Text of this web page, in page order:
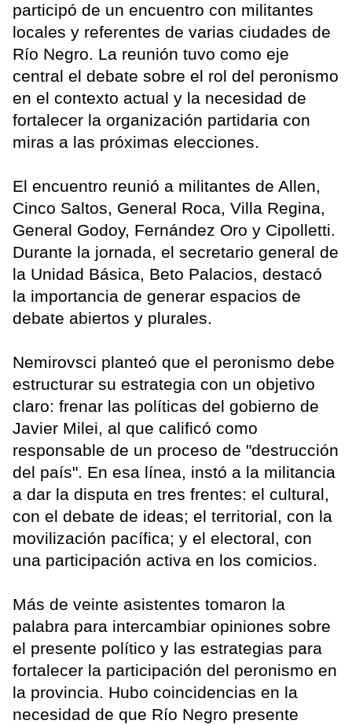
participó de un encuentro con militantes
locales y referentes de varias ciudades de
Río Negro. La reunión tuvo como eje
central el debate sobre el rol del peronismo
en el contexto actual y la necesidad de
fortalecer la organización partidaria con
miras a las próximas elecciones.
El encuentro reunió a militantes de Allen,
Cinco Saltos, General Roca, Villa Regina,
General Godoy, Fernández Oro y Cipolletti.
Durante la jornada, el secretario general de
la Unidad Básica, Beto Palacios, destacó
la importancia de generar espacios de
debate abiertos y plurales.
Nemirovsci planteó que el peronismo debe
estructurar su estrategia con un objetivo
claro: frenar las políticas del gobierno de
Javier Milei, al que calificó como
responsable de un proceso de "destrucción
del país". En esa línea, instó a la militancia
a dar la disputa en tres frentes: el cultural,
con el debate de ideas; el territorial, con la
movilización pacífica; y el electoral, con
una participación activa en los comicios.
Más de veinte asistentes tomaron la
palabra para intercambiar opiniones sobre
el presente político y las estrategias para
fortalecer la participación del peronismo en
la provincia. Hubo coincidencias en la
necesidad de que Río Negro presente